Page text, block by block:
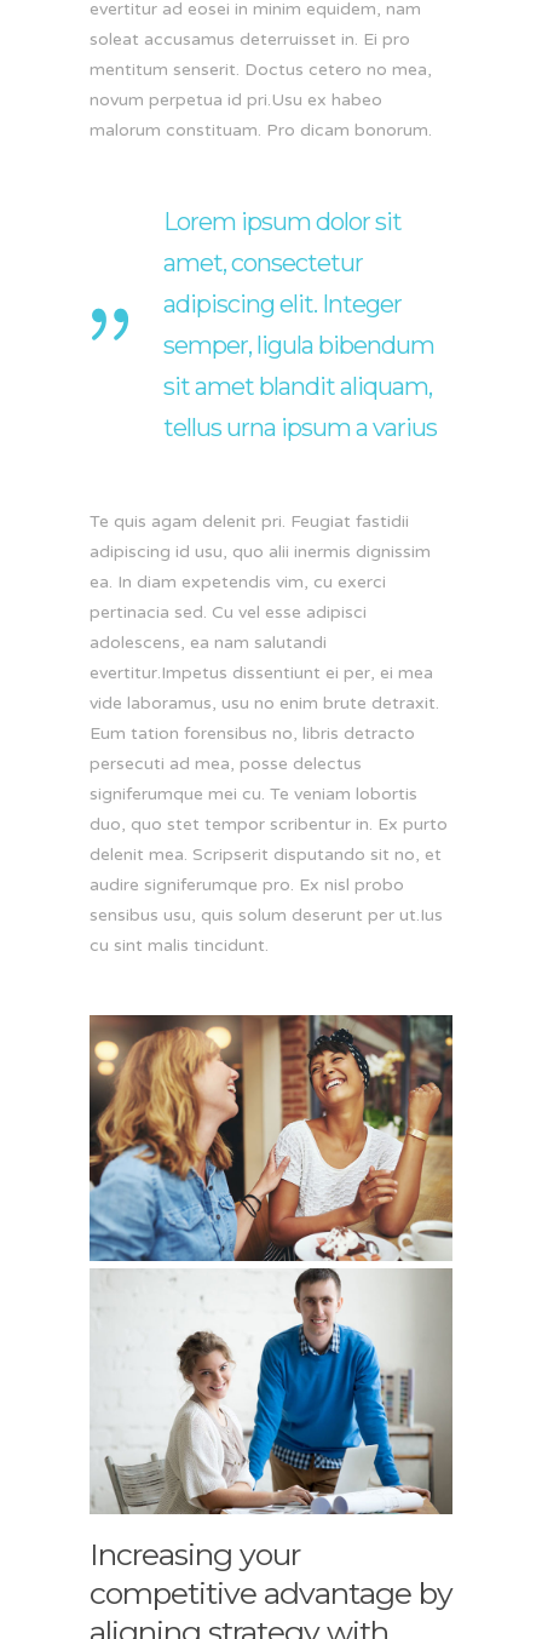
evertitur ad eosei in minim equidem, nam
soleat accusamus deterruisset in. Ei pro
mentitum senserit. Doctus cetero no mea,
novum perpetua id pri.Usu ex habeo
malorum constituam. Pro dicam bonorum.
Lorem ipsum dolor sit
amet, consectetur
adipiscing elit. Integer
semper, ligula bibendum
sit amet blandit aliquam,
tellus urna ipsum a varius
Te quis agam delenit pri. Feugiat fastidii
adipiscing id usu, quo alii inermis dignissim
ea. In diam expetendis vim, cu exerci
pertinacia sed. Cu vel esse adipisci
adolescens, ea nam salutandi
evertitur.Impetus dissentiunt ei per, ei mea
vide laboramus, usu no enim brute detraxit.
Eum tation forensibus no, libris detracto
persecuti ad mea, posse delectus
signiferumque mei cu. Te veniam lobortis
duo, quo stet tempor scribentur in. Ex purto
delenit mea. Scripserit disputando sit no, et
audire signiferumque pro. Ex nisl probo
sensibus usu, quis solum deserunt per ut.Ius
cu sint malis tincidunt.
Increasing your
competitive advantage by
aligning strategy with